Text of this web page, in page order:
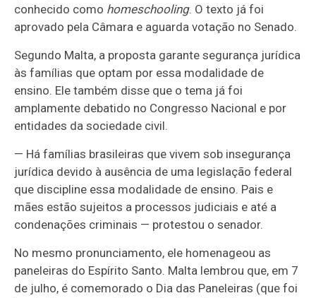
conhecido como homeschooling. O texto já foi
aprovado pela Câmara e aguarda votação no Senado.
Segundo Malta, a proposta garante segurança jurídica
às famílias que optam por essa modalidade de
ensino. Ele também disse que o tema já foi
amplamente debatido no Congresso Nacional e por
entidades da sociedade civil.
— Há famílias brasileiras que vivem sob insegurança
jurídica devido à ausência de uma legislação federal
que discipline essa modalidade de ensino. Pais e
mães estão sujeitos a processos judiciais e até a
condenações criminais — protestou o senador.
No mesmo pronunciamento, ele homenageou as
paneleiras do Espírito Santo. Malta lembrou que, em 7
de julho, é comemorado o Dia das Paneleiras (que foi